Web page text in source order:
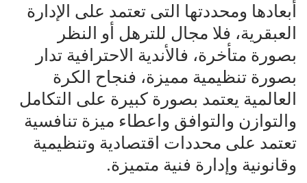
أبعادها ومحددتها التى تعتمد على الإدارة
العبقرية، فلا مجال للترهل أو النظر
بصورة متأخرة، فالأندية الاحترافية تدار
بصورة تنظيمية مميزة، فنجاح الكرة
العالمية يعتمد بصورة كبيرة على التكامل
والتوازن والتوافق واعطاء ميزة تنافسية
تعتمد على محددات اقتصادية وتنظيمية
وقانونية وإدارة فنية متميزة.